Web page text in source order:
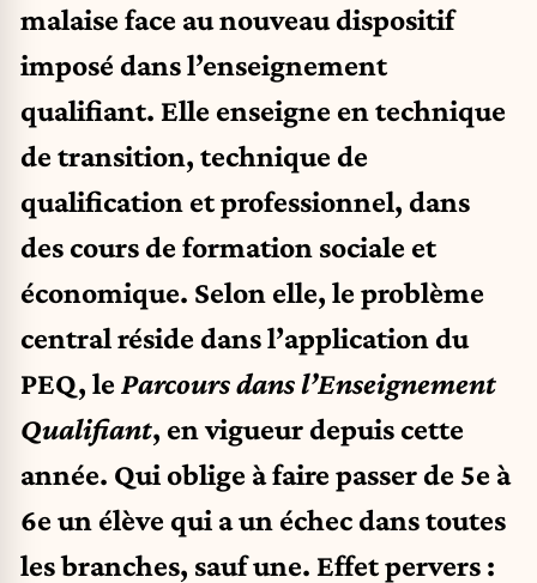
malaise face au nouveau dispositif
imposé dans l’enseignement
qualifiant. Elle enseigne en technique
de transition, technique de
qualification et professionnel, dans
des cours de formation sociale et
économique. Selon elle, le problème
central réside dans l’application du
PEQ, le Parcours dans l’Enseignement
Qualifiant, en vigueur depuis cette
année. Qui oblige à faire passer de 5e à
6e un élève qui a un échec dans toutes
les branches, sauf une. Effet pervers :